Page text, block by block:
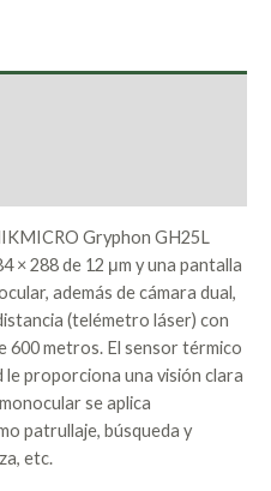
Gryphon GH25L
× 288 de 12 μm y una pantalla
además de cámara dual,
(telémetro láser) con
600 metros. El sensor térmico
proporciona una visión clara
se aplica
patrullaje, búsqueda y
etc.